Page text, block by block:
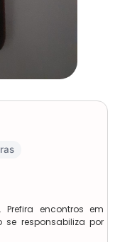
encontros em
responsabiliza por